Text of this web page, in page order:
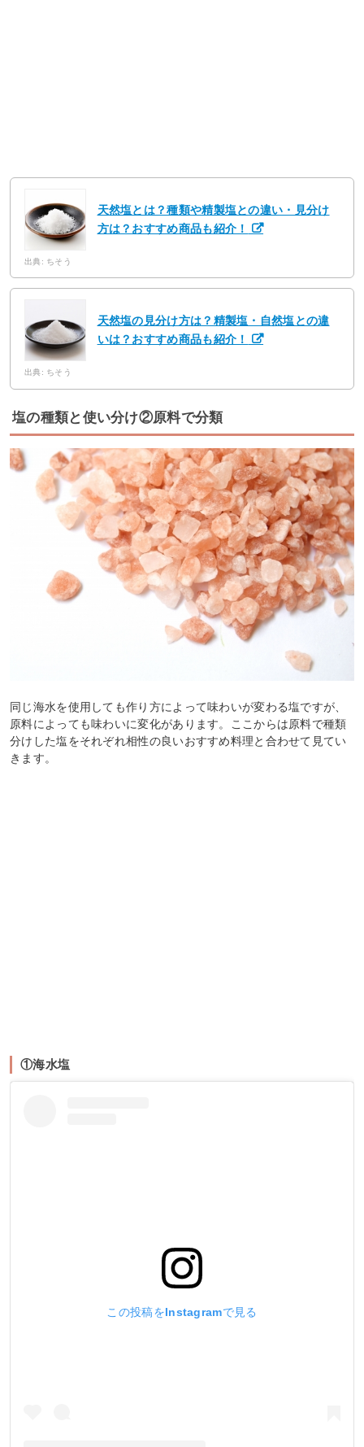
天然塩とは？種類や精製塩との違い・見分け
方は？おすすめ商品も紹介！
出典: ちそう
天然塩の見分け方は？精製塩・自然塩との違
いは？おすすめ商品も紹介！
出典: ちそう
塩の種類と使い分け②原料で分類
同じ海水を使用しても作り方によって味わいが変わる塩ですが、
原料によっても味わいに変化があります。ここからは原料で種類
分けした塩をそれぞれ相性の良いおすすめ料理と合わせて見てい
きます。
①海水塩
この投稿をInstagramで見る